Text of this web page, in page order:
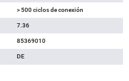
> 500 ciclos de conexión
7.36
85369010
DE